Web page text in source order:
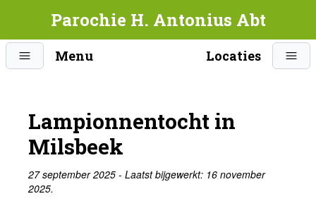
Parochie H. Antonius Abt
Menu Locaties
Lampionnentocht in
Milsbeek
27 september 2025 - Laatst bijgewerkt: 16 november
2025.